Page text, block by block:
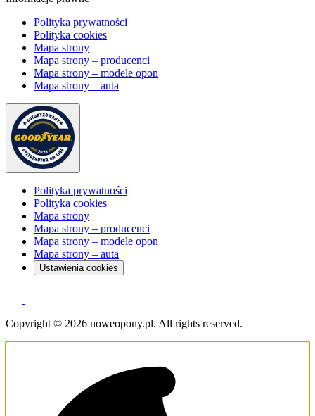
Polityka prywatności
Polityka cookies
Mapa strony
Mapa strony – producenci
Mapa strony – modele opon
Mapa strony – auta
Polityka prywatności
Polityka cookies
Mapa strony
Mapa strony – producenci
Mapa strony – modele opon
Mapa strony – auta
Ustawienia cookies
Copyright © 2026 noweopony.pl. All rights reserved.